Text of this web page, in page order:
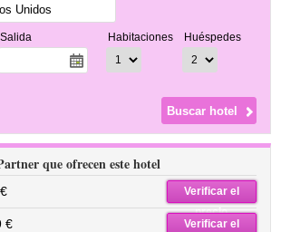
Salida Habitaciones Huéspedes
que ofrecen este hotel
Verificar el
precio
€
Verificar el